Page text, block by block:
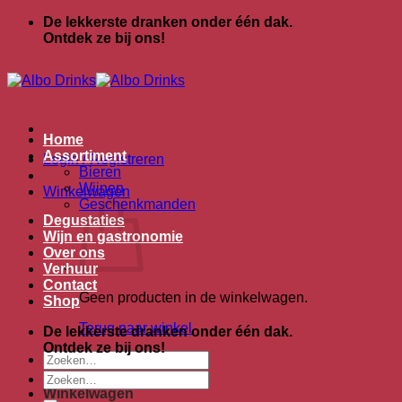
De lekkerste dranken onder één dak.
Ontdek ze bij ons!
Login / Registreren
Winkelwagen
Geen producten in de winkelwagen.
Terug naar winkel
Zoeken
naar:
Winkelwagen
Home
Assortiment
Bieren
Wijnen
Geschenkmanden
Degustaties
Wijn en gastronomie
Over ons
Verhuur
Contact
Shop
De lekkerste dranken onder één dak.
Ontdek ze bij ons!
Zoeken
naar: